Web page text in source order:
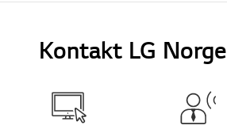
Kontakt LG Norge